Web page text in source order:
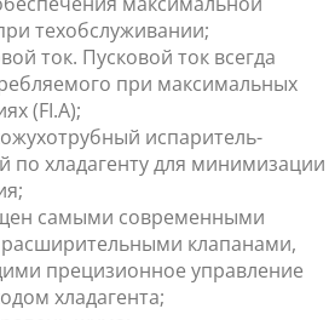
техобслуживании;
ток. Пусковой ток всегда
при максимальных
(FI.A);
испаритель-
по хладагенту для минимизации
самыми современными
клапанами,
прецизионное управление
хладагента;